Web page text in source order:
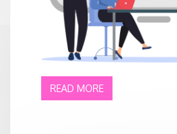
READ MORE